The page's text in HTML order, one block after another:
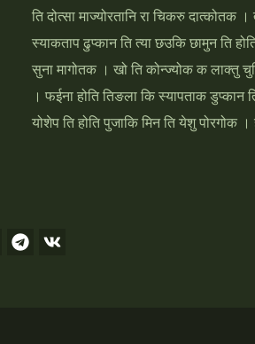
ति दोत्‍सा माज्‍योरतानि रा चिकरु
स्‍याकताप ढुप्‍कान ति त्‍या छउकि छामुन ति
सुना मागोतक । खो ति कोन्‍ज्‍योक क लाक्‍तु
। फईना होति तिङला कि स्‍यापताक डुप्‍कान
योशेप ति होति पुजाकि मिन ति येशु पोरगोक